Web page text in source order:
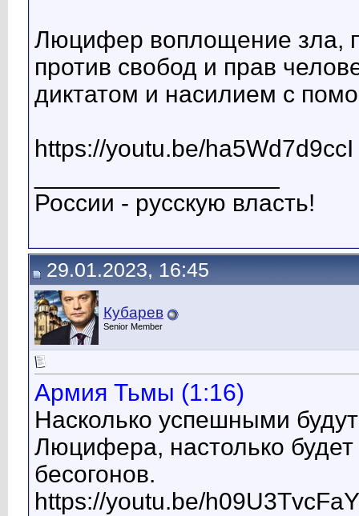
Люцифер воплощение зла,
против свобод и прав
диктатом и насилием с
https://youtu.be/ha5Wd7d9ccI
России - русскую власть!
29.01.2023, 16:45
Кубарев
Senior Member
Армия Тьмы (1:16)
Насколько успешными
Люцифера, настолько
бесогонов.
https://youtu.be/h09U3TvcFaY